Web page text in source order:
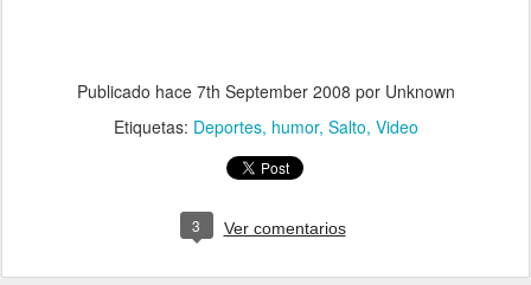
Publicado hace 7th September 2008 por Unknown
Etiquetas: Deportes humor Salto Video
3 Ver comentarios